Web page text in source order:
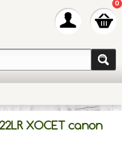
0
XOCET canon